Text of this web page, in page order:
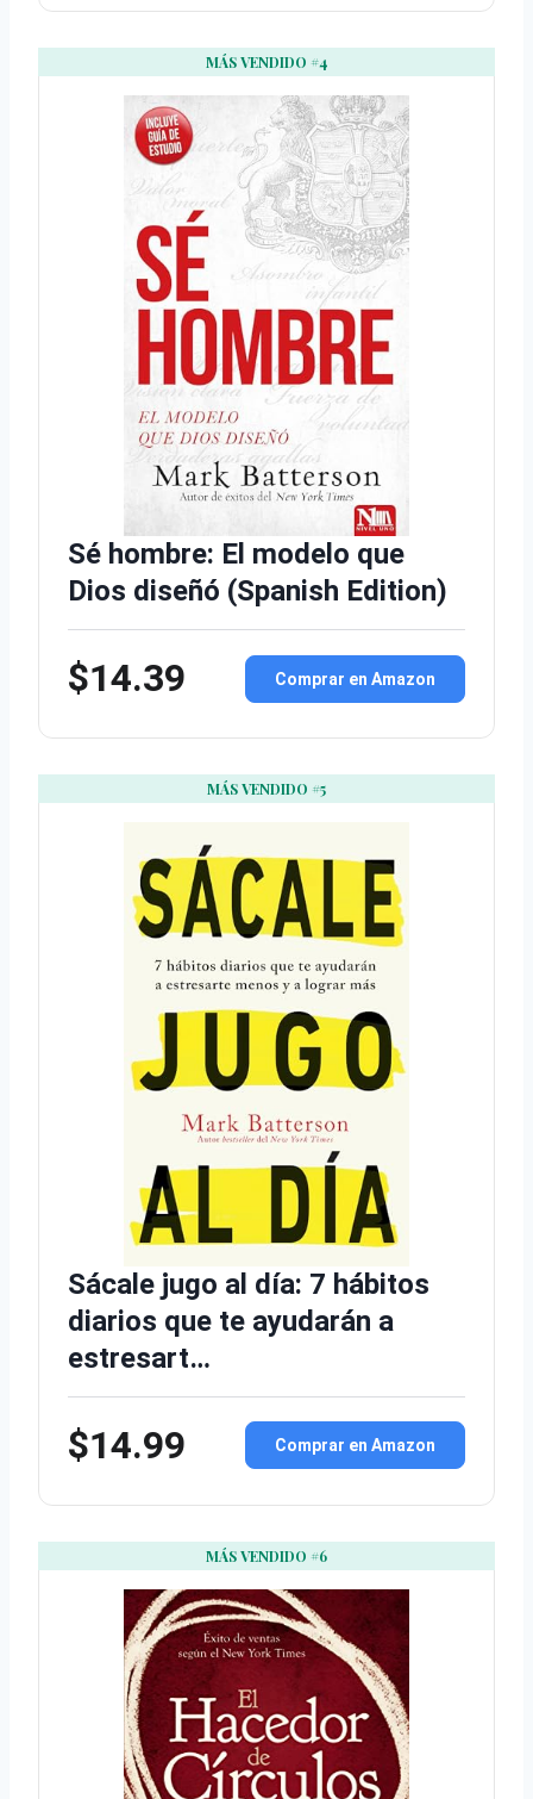
MÁS VENDIDO #4
Sé hombre: El modelo que
Dios diseñó (Spanish Edition)
$14.39 Comprar en Amazon
MÁS VENDIDO #5
Sácale jugo al día: 7 hábitos
diarios que te ayudarán a
estresart…
$14.99 Comprar en Amazon
MÁS VENDIDO #6